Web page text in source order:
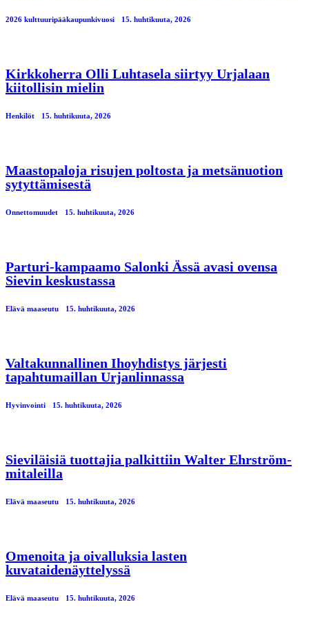
2026 kulttuuripääkaupunkivuosi 15. huhtikuuta, 2026
Kirkkoherra Olli Luhtasela siirtyy Urjalaan
kiitollisin mielin
Henkilöt 15. huhtikuuta, 2026
Maastopaloja risujen poltosta ja metsänuotion
sytyttämisestä
Onnettomuudet 15. huhtikuuta, 2026
Parturi-kampaamo Salonki Ässä avasi ovensa
Sievin keskustassa
Elävä maaseutu 15. huhtikuuta, 2026
Valtakunnallinen Ihoyhdistys järjesti
tapahtumaillan Urjanlinnassa
Hyvinvointi 15. huhtikuuta, 2026
Sieviläisiä tuottajia palkittiin Walter Ehrström-
mitaleilla
Elävä maaseutu 15. huhtikuuta, 2026
Omenoita ja oivalluksia lasten
kuvataidenäyttelyssä
Elävä maaseutu 15. huhtikuuta, 2026